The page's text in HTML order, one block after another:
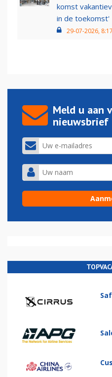
komst
in de toekomst'
29-07-2026, 8:17
Meld u aan
nieuwsbrief